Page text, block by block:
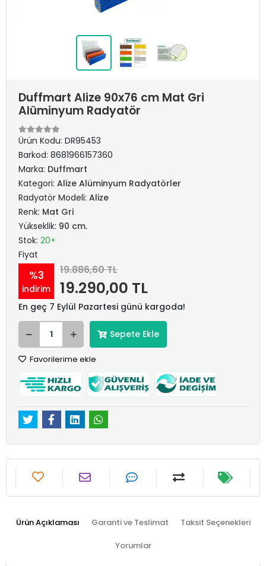
Duffmart Alize 90x76 cm Mat Gri
Alüminyum Radyatör
Ürün Kodu: DR95453
Barkod: 8681966157360
Marka: Duffmart
Kategori: Alize Alüminyum Radyatörler
Radyatör Modeli: Alize
Renk: Mat Gri
Yükseklik: 90 cm.
Stok: 20+
Fiyat
%3
indirim
19.886,60 TL
19.290,00 TL
En geç 7 Eylül Pazartesi günü kargoda!
Sepete Ekle
Favorilerime ekle
Ürün Açıklaması Garanti ve Teslimat Taksit Seçenekleri
Yorumlar